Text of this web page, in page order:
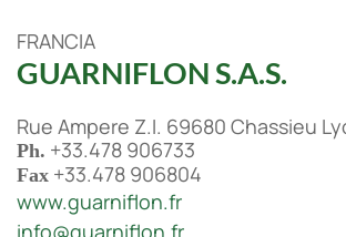
FRANCIA
GUARNIFLON S.A.S.
Rue Ampere Z.I. 69680 Chassieu
Ph. +33.478 906733
Fax +33.478 906804
www.guarniflon.fr